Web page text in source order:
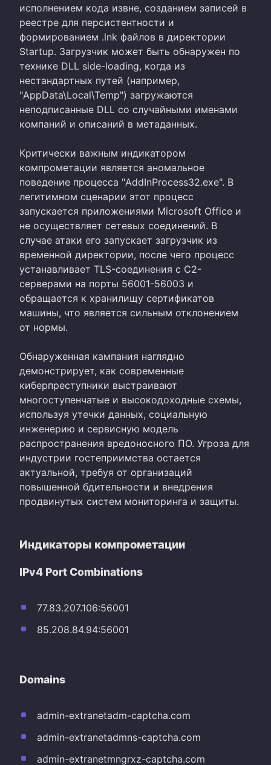
исполнением кода извне, созданием записей в
реестре для персистентности и
формированием .lnk файлов в директории
Startup. Загрузчик может быть обнаружен по
технике DLL side-loading, когда из
нестандартных путей (например,
"AppData\Local\Temp") загружаются
неподписанные DLL со случайными именами
компаний и описаний в метаданных.
Критически важным индикатором
компрометации является аномальное
поведение процесса "AddInProcess32.exe". В
легитимном сценарии этот процесс
запускается приложениями Microsoft Office и
не осуществляет сетевых соединений. В
случае атаки его запускает загрузчик из
временной директории, после чего процесс
устанавливает TLS-соединения с C2-
серверами на порты 56001-56003 и
обращается к хранилищу сертификатов
машины, что является сильным отклонением
от нормы.
Обнаруженная кампания наглядно
демонстрирует, как современные
киберпреступники выстраивают
многоступенчатые и высокодоходные схемы,
используя утечки данных, социальную
инженерию и сервисную модель
распространения вредоносного ПО. Угроза для
индустрии гостеприимства остается
актуальной, требуя от организаций
повышенной бдительности и внедрения
продвинутых систем мониторинга и защиты.
Индикаторы компрометации
IPv4 Port Combinations
77.83.207.106:56001
85.208.84.94:56001
Domains
admin-extranetadm-captcha.com
admin-extranetadmns-captcha.com
admin-extranetmngrxz-captcha.com